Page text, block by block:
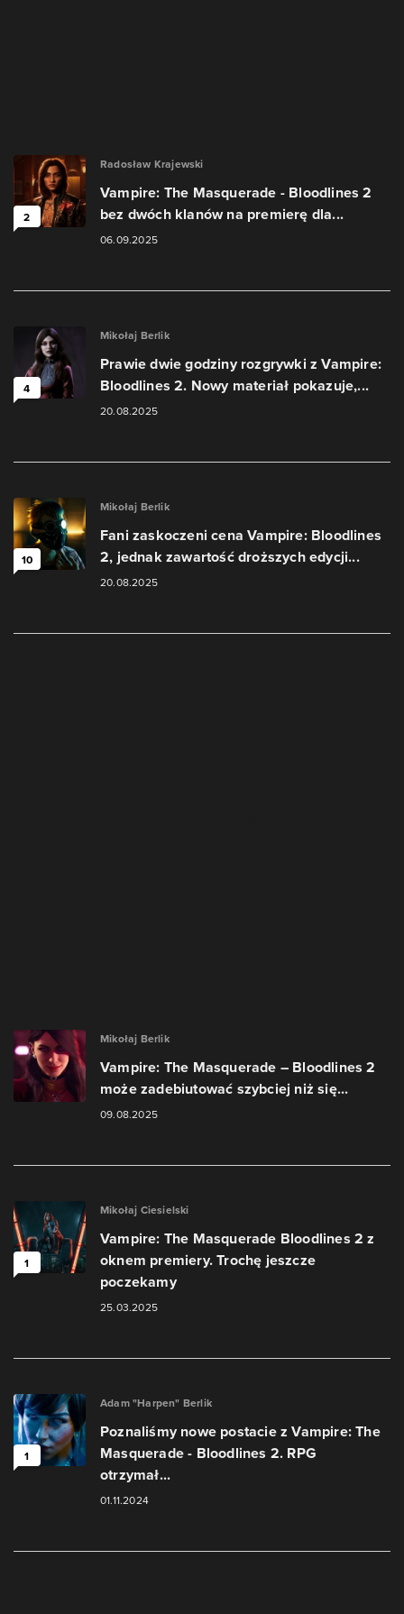
2
Radosław Krajewski
Vampire: The Masquerade - Bloodlines 2
bez dwóch klanów na premierę dla...
06.09.2025
4
Mikołaj Berlik
Prawie dwie godziny rozgrywki z Vampire:
Bloodlines 2. Nowy materiał pokazuje,...
20.08.2025
10
Mikołaj Berlik
Fani zaskoczeni cena Vampire: Bloodlines
2, jednak zawartość droższych edycji...
20.08.2025
Mikołaj Berlik
Vampire: The Masquerade – Bloodlines 2
może zadebiutować szybciej niż się...
09.08.2025
1
Mikołaj Ciesielski
Vampire: The Masquerade Bloodlines 2 z
oknem premiery. Trochę jeszcze
poczekamy
25.03.2025
1
Adam "Harpen" Berlik
Poznaliśmy nowe postacie z Vampire: The
Masquerade - Bloodlines 2. RPG
otrzymał...
01.11.2024